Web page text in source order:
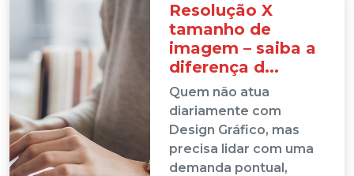
Resolução X
tamanho de
imagem – saiba a
diferença d...
Quem não atua
diariamente com
Design Gráfico, mas
precisa lidar com uma
demanda pontual,